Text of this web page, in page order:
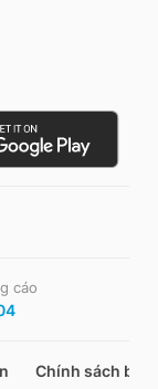
cáo
Chính sách bảo